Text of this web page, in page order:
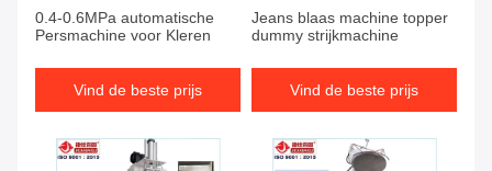
0.4-0.6MPa automatische
Persmachine voor Kleren
Vind de beste prijs
Jeans blaas machine topper
dummy strijkmachine
Vind de beste prijs